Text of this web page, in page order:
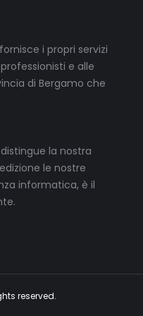
i propri servizi
e alle
di Bergamo che
la nostra
le nostre
informatica, è il
reserved.